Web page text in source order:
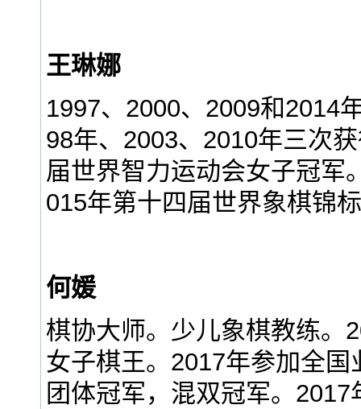
王琳娜
1997、2000、2009和2014
98年、2003、2010年三次
届世界智力运动会女子冠军
015年第十四届世界象棋锦
何媛
棋协大师。少儿象棋教练。
女子棋王。2017年参加全
团体冠军，混双冠军。